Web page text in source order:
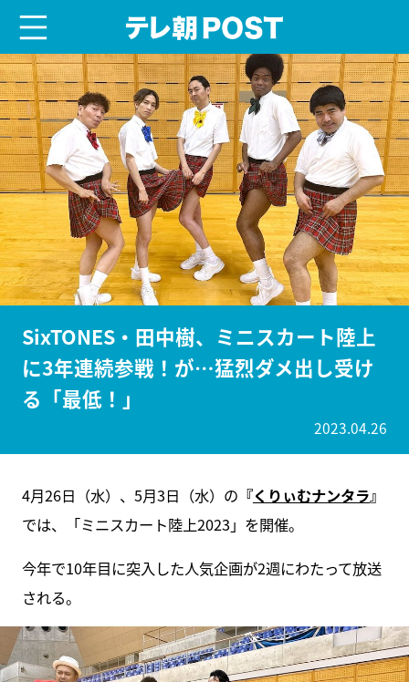
SixTONES・田中樹、ミニスカート陸上
に3年連続参戦！が…猛烈ダメ出し受け
る「最低！」
2023.04.26
4月26日（水）、5月3日（水）の 『くりぃむナンタラ』
では、「ミニスカート陸上2023」を開催。
今年で10年目に突入した人気企画が2週にわたって放送
される。